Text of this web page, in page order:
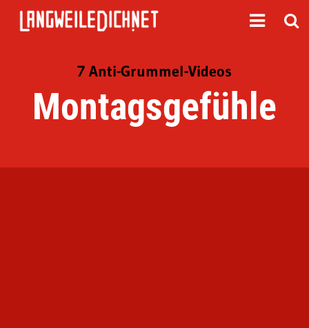
7 Anti-Grummel-Videos
Montagsgefühle